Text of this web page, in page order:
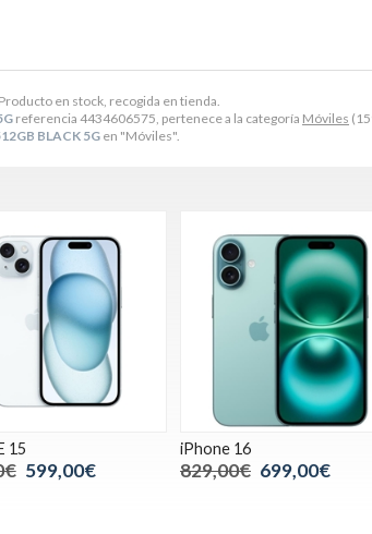
en stock, recogida en tienda.
referencia 4434606575, pertenece a la categoría Móviles
BLACK 5G en "Móviles".
15
599,00€
iPhone 16
829,00€ 699,00€